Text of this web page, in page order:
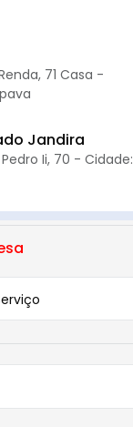
71 Casa -
Jandira
Ii, 70 - Cidade: